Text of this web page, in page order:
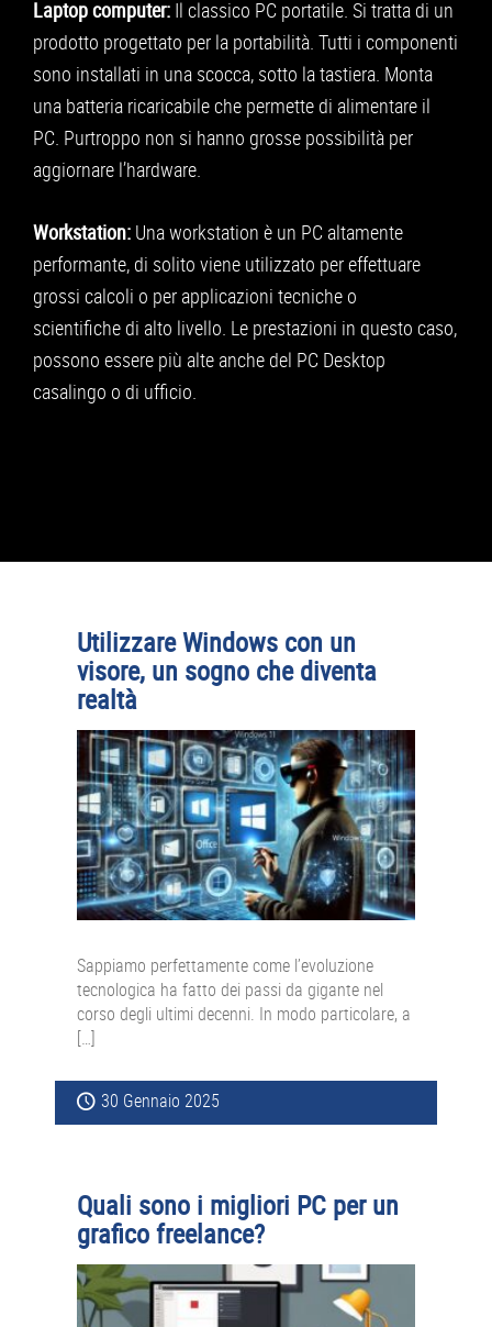
Laptop computer: Il classico PC portatile. Si tratta di un
prodotto progettato per la portabilità. Tutti i componenti
sono installati in una scocca, sotto la tastiera. Monta
una batteria ricaricabile che permette di alimentare il
PC. Purtroppo non si hanno grosse possibilità per
aggiornare l’hardware.
Workstation: Una workstation è un PC altamente
performante, di solito viene utilizzato per effettuare
grossi calcoli o per applicazioni tecniche o
scientifiche di alto livello. Le prestazioni in questo caso,
possono essere più alte anche del PC Desktop
casalingo o di ufficio.
Utilizzare Windows con un
visore, un sogno che diventa
realtà
Sappiamo perfettamente come l’evoluzione
tecnologica ha fatto dei passi da gigante nel
corso degli ultimi decenni. In modo particolare, a
[…]
30 Gennaio 2025
Quali sono i migliori PC per un
grafico freelance?